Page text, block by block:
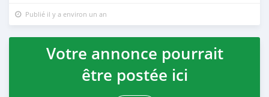
Publié il y a environ un an
Votre annonce pourrait
être postée ici